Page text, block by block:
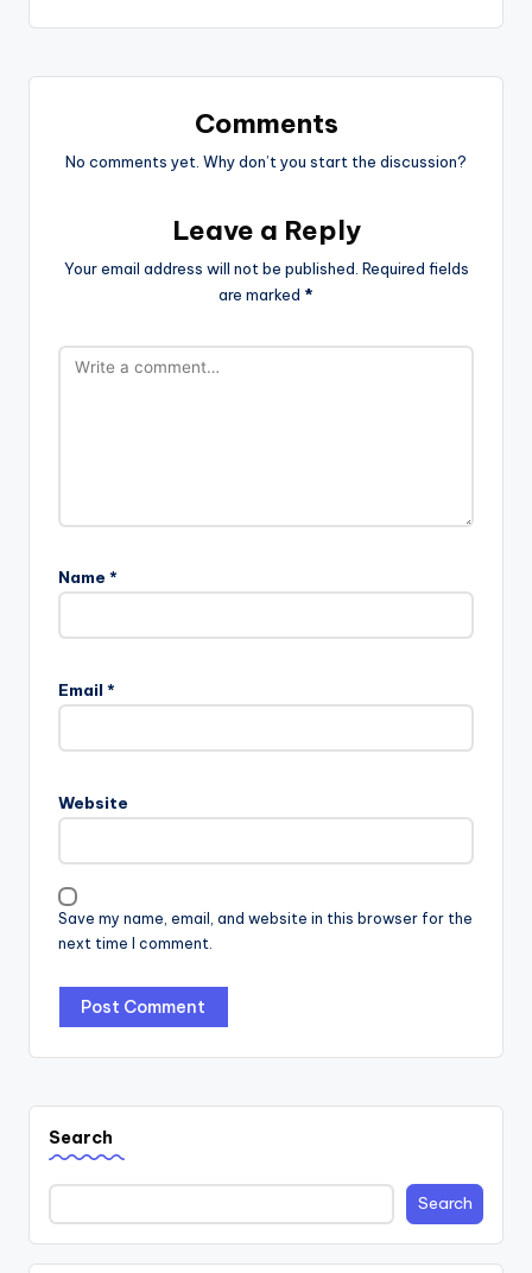
Comments
No comments yet. Why don’t you start the discussion?
Leave a Reply
Your email address will not be published. Required fields
are marked *
Name *
Email *
Website
Save my name, email, and website in this browser for the
next time I comment.
Search
Search